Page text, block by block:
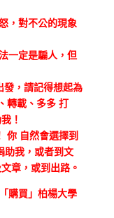
，對不公的現象
一定是騙人，但
發，請記得想起為
轉載、多多 打
！
你 自然會選擇到
助我，或者到文
章，或到出路。
購買」柏楊大學